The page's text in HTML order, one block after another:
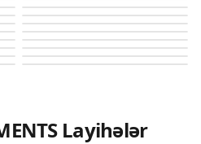
Alma Garden
Alma Garden
Alma Garden
Alma Garden
Alma Garden
Alma Garden
Alma Garden
Alma Garden
Alma Garden
Layihələr